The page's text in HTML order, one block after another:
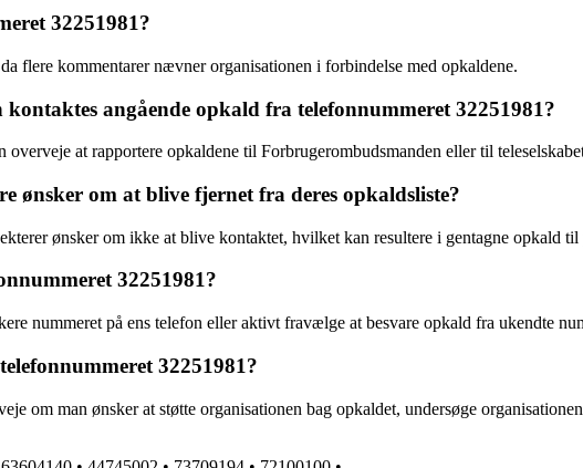
32251981?
flere kommentarer nævner organisationen i forbindelse med opkaldene.
angående opkald fra telefonnummeret 32251981?
at rapportere opkaldene til Forbrugerombudsmanden eller til
ønsker om at blive fjernet fra deres opkaldsliste?
ønsker om ikke at blive kontaktet, hvilket kan resultere i gentagne opkald
32251981?
nummeret på ens telefon eller aktivt fravælge at besvare opkald fra ukendte
32251981?
om man ønsker at støtte organisationen bag opkaldet, undersøge